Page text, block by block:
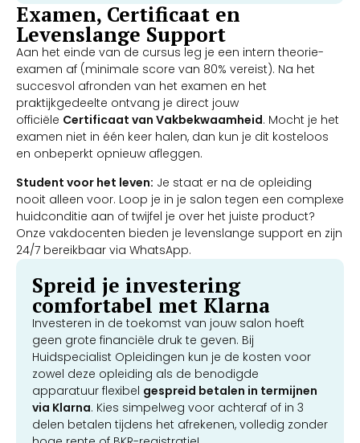
Examen, Certificaat en
Levenslange Support
Aan het einde van de cursus leg je een intern theorie-
examen af (minimale score van 80% vereist). Na het
succesvol afronden van het examen en het
praktijkgedeelte ontvang je direct jouw
officiële Certificaat van Vakbekwaamheid. Mocht je het
examen niet in één keer halen, dan kun je dit kosteloos
en onbeperkt opnieuw afleggen.
Student voor het leven: Je staat er na de opleiding
nooit alleen voor. Loop je in je salon tegen een complexe
huidconditie aan of twijfel je over het juiste product?
Onze vakdocenten bieden je levenslange support en zijn
24/7 bereikbaar via WhatsApp.
Spreid je investering
comfortabel met Klarna
Investeren in de toekomst van jouw salon hoeft
geen grote financiële druk te geven. Bij
Huidspecialist Opleidingen kun je de kosten voor
zowel deze opleiding als de benodigde
apparatuur flexibel gespreid betalen in termijnen
via Klarna. Kies simpelweg voor achteraf of in 3
delen betalen tijdens het afrekenen, volledig zonder